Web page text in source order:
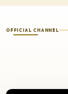
OFFICIAL CHANNEL